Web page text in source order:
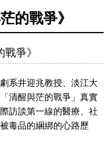
的戰爭》
爭》
系井迎兆教授、淡江大
清醒與茫的戰爭」真實
訪談第一線的醫療、社
毒品的綑綁的心路歷